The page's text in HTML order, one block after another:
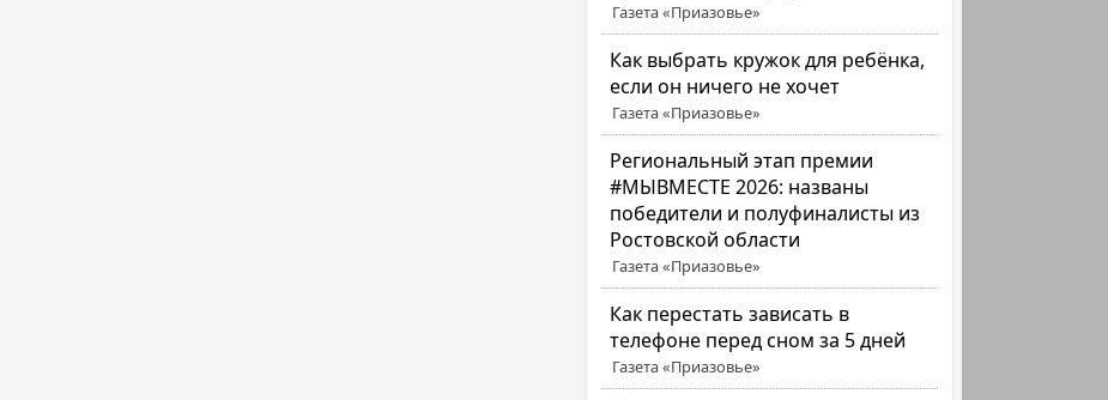
Газета «Приазовье»
Как выбрать кружок для ребёнка,
если он ничего не хочет
Газета «Приазовье»
Региональный этап премии
#МЫВМЕСТЕ 2026: названы
победители и полуфиналисты из
Ростовской области
Газета «Приазовье»
Как перестать зависать в
телефоне перед сном за 5 дней
Газета «Приазовье»